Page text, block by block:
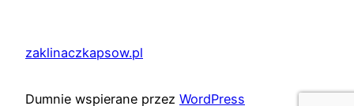
zaklinaczkapsow.pl
Dumnie wspierane przez WordPress